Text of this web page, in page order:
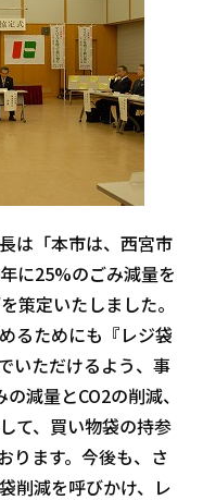
は「本市は、西宮市
に25%のごみ減量を
策定いたしました。
るためにも『レジ袋
いただけるよう、事
減量とCO2の削減、
て、買い物袋の持参
ります。今後も、さ
削減を呼びかけ、レ